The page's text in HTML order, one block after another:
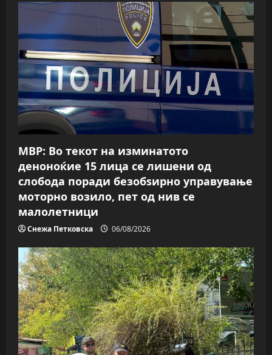
МВР: Во текот на изминатото
деноноќие 15 лица се лишени од
слобода поради безобѕирно управување
моторно возило, пет од нив се
малолетници
Снежа Петковска 06/08/2026